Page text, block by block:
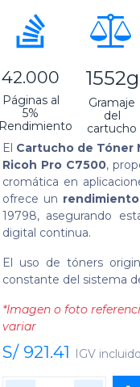
42.000
Páginas al
5%
Rendimiento
1552g
Gramaje
del
cartucho
El Cartucho de Tóner
Ricoh Pro C7500,
cromática en
ofrece un
19798, asegurando
digital continua.
El uso de tóners
constante del sistema
*Imagen o foto
variar
S/ 921.41 IGV incluido